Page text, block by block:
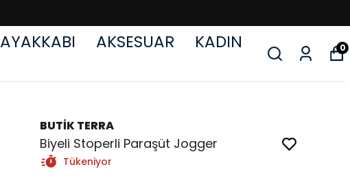
AYAKKABI AKSESUAR KADIN 0
BUTİK TERRA
Biyeli Stoperli Paraşüt Jogger
Tükeniyor